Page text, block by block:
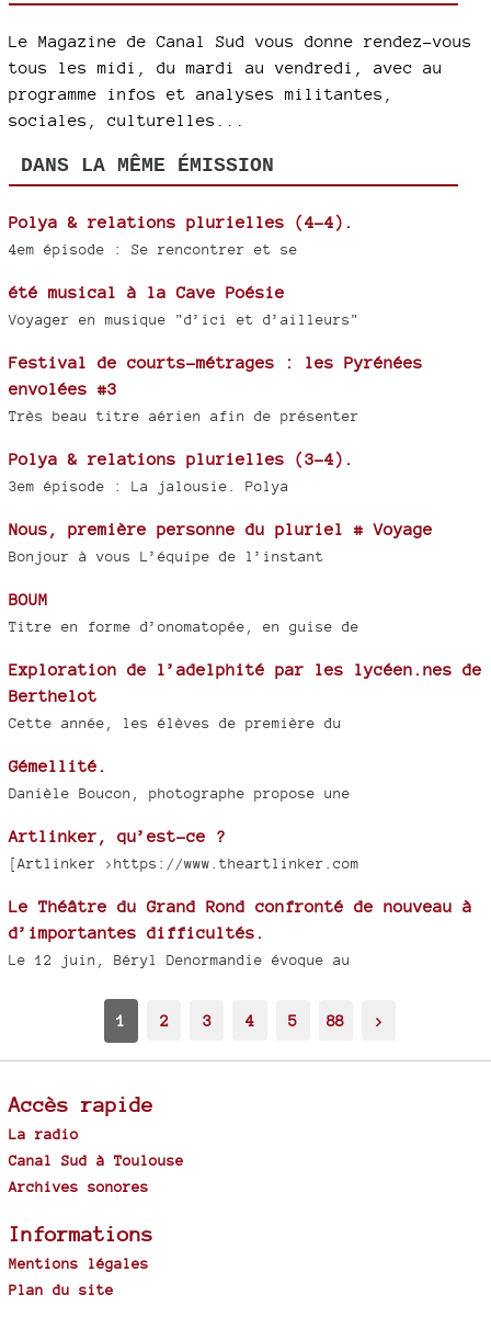
Le Magazine de Canal Sud vous donne rendez-vous
tous les midi, du mardi au vendredi, avec au
programme infos et analyses militantes,
sociales, culturelles...
DANS LA MÊME ÉMISSION
Polya & relations plurielles (4-4).
4em épisode : Se rencontrer et se
été musical à la Cave Poésie
Voyager en musique "d’ici et d’ailleurs"
Festival de courts-métrages : les Pyrénées
envolées #3
Très beau titre aérien afin de présenter
Polya & relations plurielles (3-4).
3em épisode : La jalousie. Polya
Nous, première personne du pluriel # Voyage
Bonjour à vous L’équipe de l’instant
BOUM
Titre en forme d’onomatopée, en guise de
Exploration de l’adelphité par les lycéen.nes de
Berthelot
Cette année, les élèves de première du
Gémellité.
Danièle Boucon, photographe propose une
Artlinker, qu’est-ce ?
[Artlinker >https://www.theartlinker.com
Le Théâtre du Grand Rond confronté de nouveau à
d’importantes difficultés.
Le 12 juin, Béryl Denormandie évoque au
1 2 3 4 5 88 >
Accès rapide
La radio
Canal Sud à Toulouse
Archives sonores
Informations
Mentions légales
Plan du site